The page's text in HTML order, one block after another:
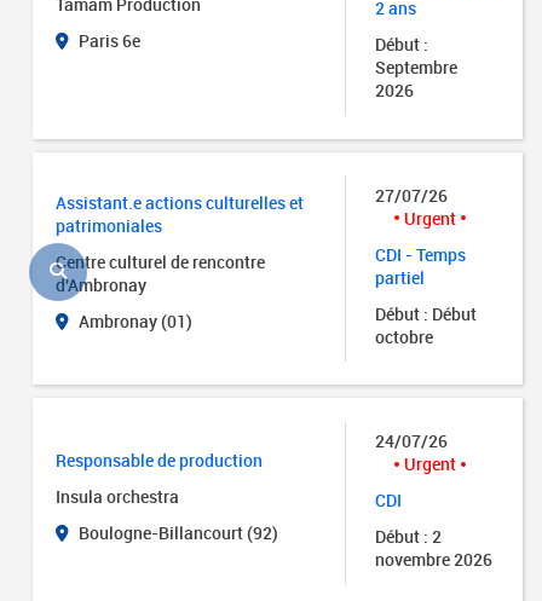
Paris 6e
2 ans
Début :
Septembre
2026
Assistant.e actions culturelles et
patrimoniales
Centre culturel de rencontre
d'Ambronay
Ambronay (01)
27/07/26
Urgent
CDI - Temps
partiel
Début : Début
octobre
Responsable de production
Insula orchestra
Boulogne-Billancourt (92)
24/07/26
Urgent
CDI
Début : 2
novembre 2026